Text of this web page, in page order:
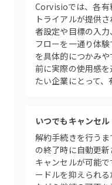
Corvisioでは、各有
トライアルが提供
者設定や目標の入
フローを一通り体
を具体的につかみ
前に実際の使用感
たい企業にとって、
いつでもキャンセル
解約手続きを行う
の終了時に自動更
キャンセルが可能
ードルを抑えられ